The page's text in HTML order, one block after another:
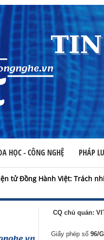
HỌC - CÔNG NGHỆ PHÁP
tử Đồng Hành Việt: Trách
CQ chủ quản:
Giấy phép số 96/